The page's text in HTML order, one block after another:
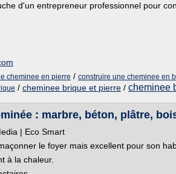
d'un entrepreneur professionnel pour
cheminee en pierre / construire une cheminee en
/ cheminee brique et pierre / cheminee
: marbre, béton, plâtre,
| Eco Smart
le foyer mais excellent pour son
à la chaleur.